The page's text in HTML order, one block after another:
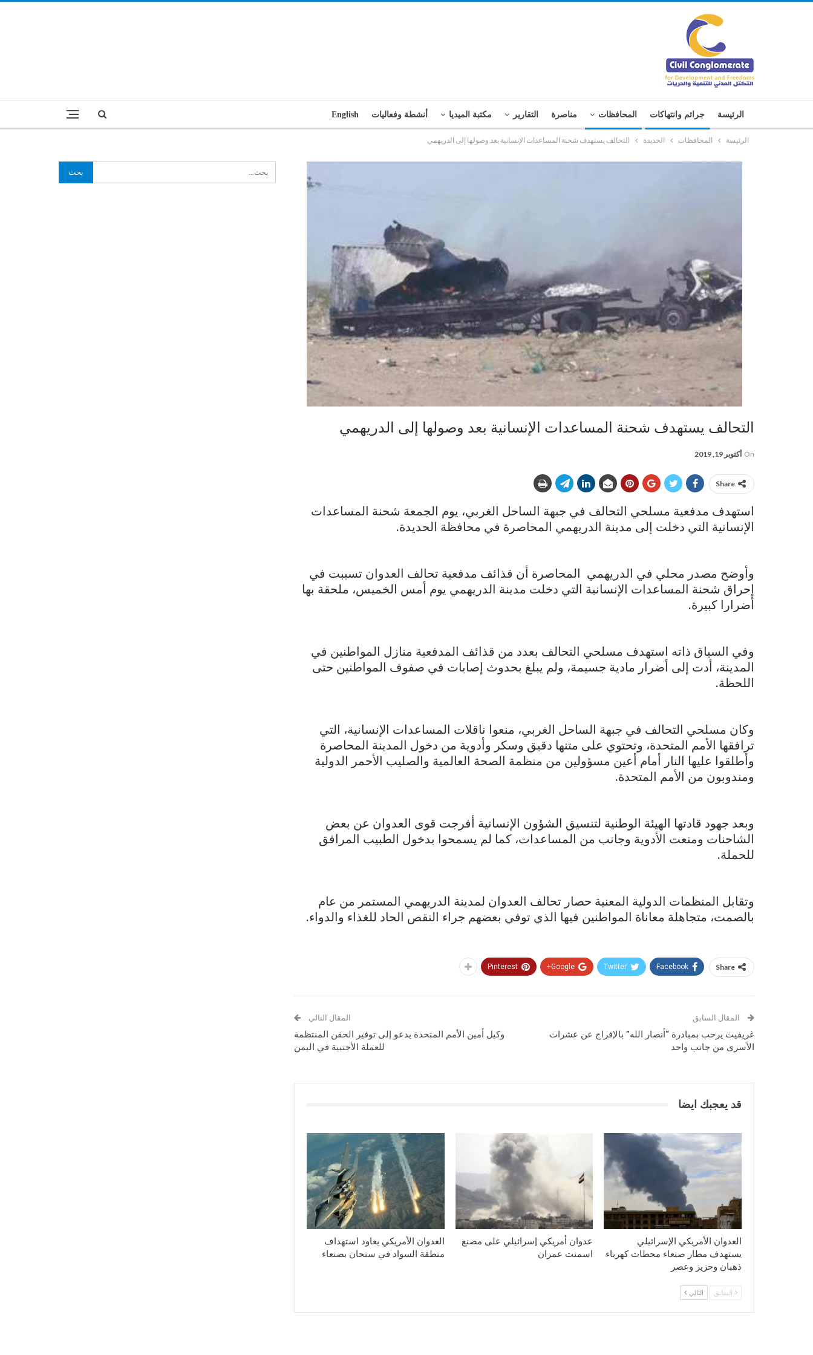
الرئيسة جرائم وانتهاكات المحافظات مناصرة التقارير مكتبة الميديا أنشطة وفعاليات English
الرئيسة المحافظات الحديدة التحالف يستهدف شحنة المساعدات الإنسانية بعد وصولها إلى الدريهمي
التحالف يستهدف شحنة المساعدات الإنسانية بعد وصولها إلى الدريهمي
On أكتوبر 19, 2019
Share
استهدف مدفعية مسلحي التحالف في جبهة الساحل الغربي، يوم الجمعة شحنة المساعدات
الإنسانية التي دخلت إلى مدينة الدريهمي المحاصرة في محافظة الحديدة.
وأوضح مصدر محلي في الدريهمي المحاصرة أن قذائف مدفعية تحالف العدوان تسببت في
إحراق شحنة المساعدات الإنسانية التي دخلت مدينة الدريهمي يوم أمس الخميس، ملحقة بها
أضرارا كبيرة.
وفي السياق ذاته استهدف مسلحي التحالف بعدد من قذائف المدفعية منازل المواطنين في
المدينة، أدت إلى أضرار مادية جسيمة، ولم يبلغ بحدوث إصابات في صفوف المواطنين حتى
اللحظة.
وكان مسلحي التحالف في جبهة الساحل الغربي، منعوا ناقلات المساعدات الإنسانية، التي
ترافقها الأمم المتحدة، وتحتوي على متنها دقيق وسكر وأدوية من دخول المدينة المحاصرة
وأطلقوا عليها النار أمام أعين مسؤولين من منظمة الصحة العالمية والصليب الأحمر الدولية
ومندوبون من الأمم المتحدة.
وبعد جهود قادتها الهيئة الوطنية لتنسيق الشؤون الإنسانية أفرجت قوى العدوان عن بعض
الشاحنات ومنعت الأدوية وجانب من المساعدات، كما لم يسمحوا بدخول الطبيب المرافق
للحملة.
وتقابل المنظمات الدولية المعنية حصار تحالف العدوان لمدينة الدريهمي المستمر من عام
بالصمت، متجاهلة معاناة المواطنين فيها الذي توفي بعضهم جراء النقص الحاد للغذاء والدواء.
Share
Facebook
Twitter
Google+
Pinterest
المقال السابق
غريفيث يرحب بمبادرة “أنصار الله” بالإفراج عن عشرات
الأسرى من جانب واحد
المقال التالي
وكيل أمين الأمم المتحدة يدعو إلى توفير الحقن المنتظمة
للعملة الأجنبية في اليمن
قد يعجبك ايضا
العدوان الأمريكي الإسرائيلي
يستهدف مطار صنعاء محطات كهرباء
ذهبان وحزيز وعصر
عدوان أمريكي إسرائيلي على مصنع
اسمنت عمران
العدوان الأمريكي يعاود استهداف
منطقة السواد في سنحان بصنعاء
السابق التالي